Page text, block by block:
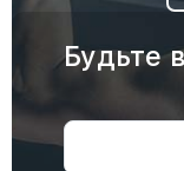
Будьте